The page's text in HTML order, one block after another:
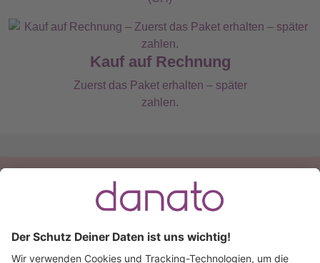
Kauf auf Rechnung
Zuerst das Paket erhalten – später
zahlen.
Du hast eine Frage?
+49 (0) 511 51 56 0300
schreib uns eineE-Mail